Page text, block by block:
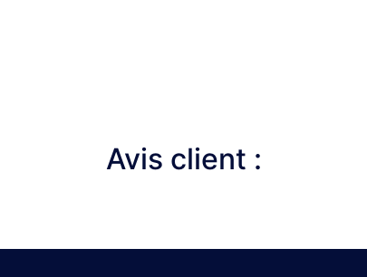
Avis client :